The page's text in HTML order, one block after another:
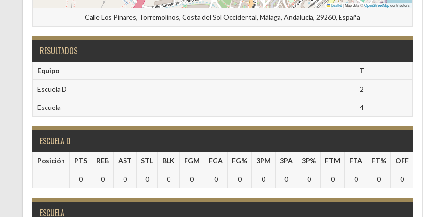
Leaflet|Map data ©OpenStreetMapcontributors
Calle Los Pinares, Torremolinos, Costa del Sol Occidental, Málaga, Andalucía, 29260, España
RESULTADOS
Equipo T
Escuela D 2
Escuela 4
ESCUELA D
Posición PTS REB AST STL BLK FGM FGA FG% 3PM 3PA 3P% FTM FTA FT% OFF
0 0 0 0 0 0 0 0 0 0 0 0 0 0 0
ESCUELA